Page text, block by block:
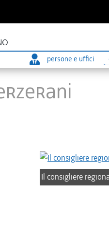
persone e uffici
Il consigliere